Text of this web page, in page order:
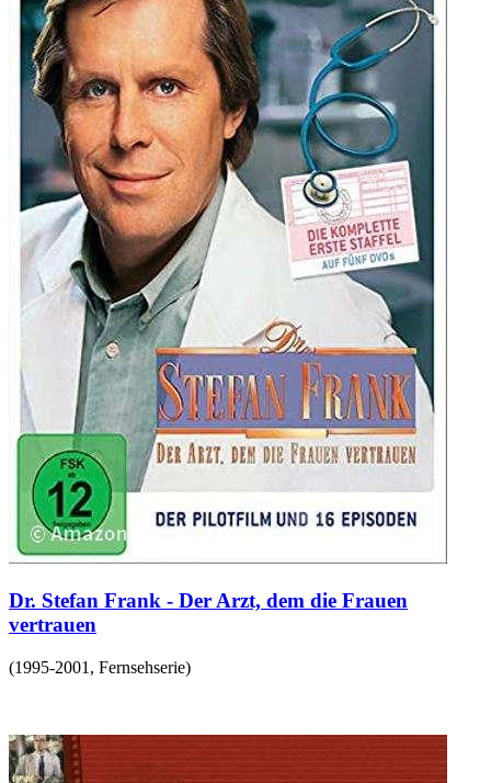
Dr. Stefan Frank - Der Arzt, dem die Frauen
vertrauen
(1995-2001 , Fernsehserie)